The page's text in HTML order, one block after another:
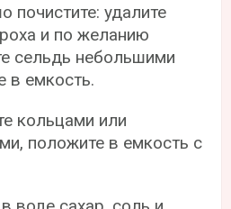
почистите: удалите
и по желанию
сельдь небольшими
в емкость.
кольцами или
положите в емкость с